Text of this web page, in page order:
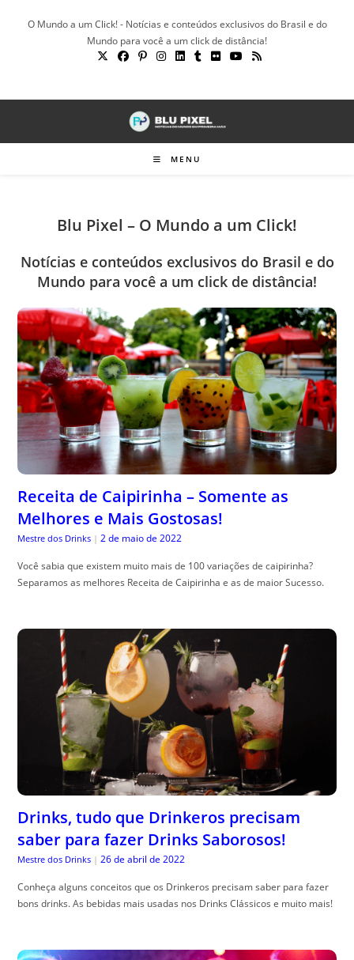
O Mundo a um Click! - Notícias e conteúdos exclusivos do Brasil e do
Mundo para você a um click de distância!
MENU
Blu Pixel – O Mundo a um Click!
Notícias e conteúdos exclusivos do Brasil e do
Mundo para você a um click de distância!
Receita de Caipirinha – Somente as
Melhores e Mais Gostosas!
Mestre dos Drinks | 2 de maio de 2022
Você sabia que existem muito mais de 100 variações de caipirinha?
Separamos as melhores Receita de Caipirinha e as de maior Sucesso.
Drinks, tudo que Drinkeros precisam
saber para fazer Drinks Saborosos!
Mestre dos Drinks | 26 de abril de 2022
Conheça alguns conceitos que os Drinkeros precisam saber para fazer
bons drinks. As bebidas mais usadas nos Drinks Clássicos e muito mais!